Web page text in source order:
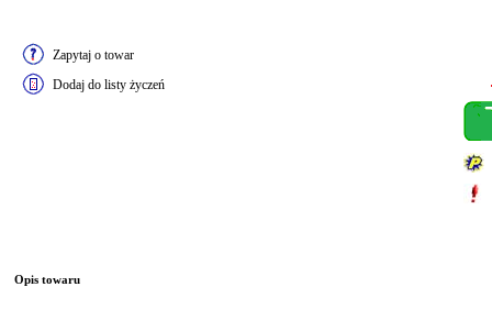
Zapytaj o towar
Dodaj do listy życzeń
Opis towaru